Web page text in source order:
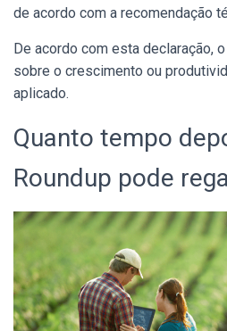
de acordo com a recomendação
De acordo com esta declaração,
sobre o crescimento ou
aplicado.
Quanto tempo
Roundup pode